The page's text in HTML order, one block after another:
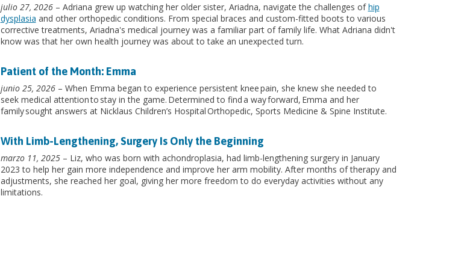
julio 27, 2026– Adriana grew up watching her older sister, Ariadna, navigate the challenges ofhip
dysplasia and other orthopedic conditions. From special braces and custom-fitted boots to various
corrective treatments, Ariadna's medical journey was a familiar part of family life. What Adriana didn't
know was that her own health journey was about to take an unexpected turn.
Patient of the Month: Emma
junio 25, 2026– When Emma began to experience persistent knee pain, she knew she needed to
seek medical attention to stay in the game. Determined to find a way forward, Emma and her
family sought answers at Nicklaus Children’s Hospital Orthopedic, Sports Medicine & Spine Institute.
With Limb-Lengthening, Surgery Is Only the Beginning
marzo 11, 2025– Liz, who was born with achondroplasia, had limb-lengthening surgery in January
2023 to help her gain more independence and improve her arm mobility. After months of therapy and
adjustments, she reached her goal, giving her more freedom to do everyday activities without any
limitations.